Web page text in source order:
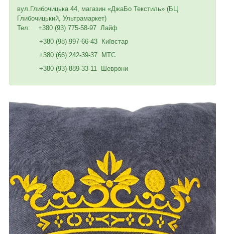
вул.Глибочицька 44, магазин «ДжаБо Текстиль» (БЦ
Глибочицький, Ультрамаркет)
Тел: +380 (93) 775-58-97 Лайф
+380 (98) 997-66-43 Київстар
+380 (66) 242-39-37 МТС
+380 (93) 889-33-11 Шеврони